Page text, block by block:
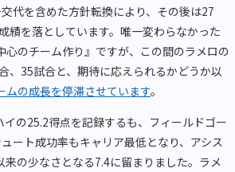
代を含めた方針転換により、その後は27
績を落としています。唯一変わらなかった
心のチーム作り』ですが、この間のラメロの
、35試合と、期待に応えられるかどうか以
ムの成長を停滞させています。
イの25.2得点を記録するも、フィールドゴー
ート成功率もキャリア最低となり、アシス
来の少なさとなる7.4に留まりました。ラメ